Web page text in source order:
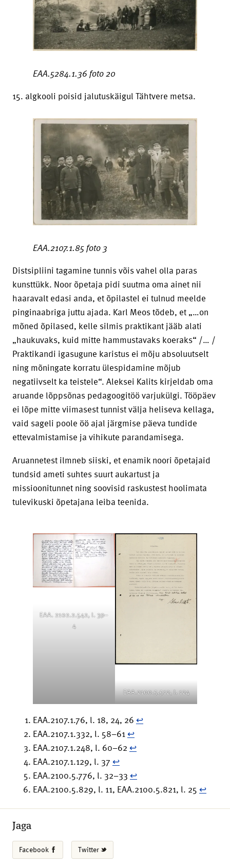
EAA.5284.1.36 foto 20
15. algkooli poisid jalutuskäigul Tähtvere metsa.
EAA.2107.1.85 foto 3
Distsipliini tagamine tunnis võis vahel olla paras
kunsttükk. Noor õpetaja pidi suutma oma ainet nii
haaravalt edasi anda, et õpilastel ei tulnud meelde
pinginaabriga juttu ajada. Karl Meos tõdeb, et „…on
mõned õpilased, kelle silmis praktikant jääb alati
„haukuvaks, kuid mitte hammustavaks koeraks“ /… /
Praktikandi igasugune karistus ei mõju absoluutselt
ning mõningate korratu ülespidamine mõjub
negatiivselt ka teistele“. Aleksei Kalits kirjeldab oma
aruande lõppsõnas pedagoogitöö varjukülgi. Tööpäev
ei lõpe mitte viimasest tunnist välja heliseva kellaga,
vaid sageli poole öö ajal järgmise päeva tundide
ettevalmistamise ja vihikute parandamisega.
Aruannetest ilmneb siiski, et enamik noori õpetajaid
tundsid ameti suhtes suurt aukartust ja
missioonitunnet ning soovisid raskustest hoolimata
tulevikuski õpetajana leiba teenida.
EAA. 2102.2.542, l. 3p–
4
EAA.2100.5.512, l. 124
EAA.2107.1.76, l. 18, 24, 26 ↩︎
EAA.2107.1.332, l. 58–61↩︎
EAA.2107.1.248, l. 60–62 ↩︎
EAA.2107.1.129, l. 37 ↩︎
EAA.2100.5.776, l. 32–33 ↩︎
EAA.2100.5.829, l. 11, EAA.2100.5.821, l. 25 ↩︎
Jaga
Facebook Twitter